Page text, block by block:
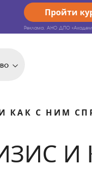
Пройти
Реклама. АНО ДПО
КАК С НИМ
И